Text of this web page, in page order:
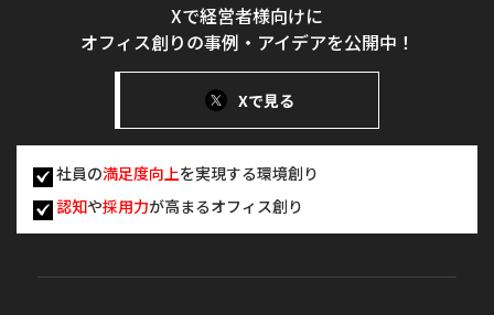
Xで経営者様向けに
オフィス創りの事例・アイデアを公開中！
Xで見る
社員の満足度向上を実現する環境創り
認知や採用力が高まるオフィス創り